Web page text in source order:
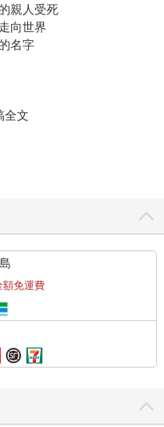
親人受死
向世界
名字
全文
額免運費